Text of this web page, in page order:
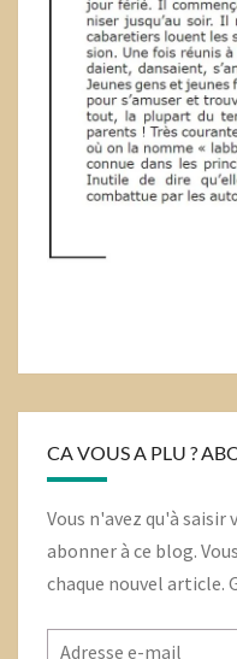
CA VOUS A PLU ?
Vous n'avez qu'à
abonner à ce blog.
chaque nouvel article.
Adresse